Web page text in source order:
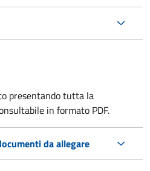
presentando tutta la
in formato PDF.
da allegare